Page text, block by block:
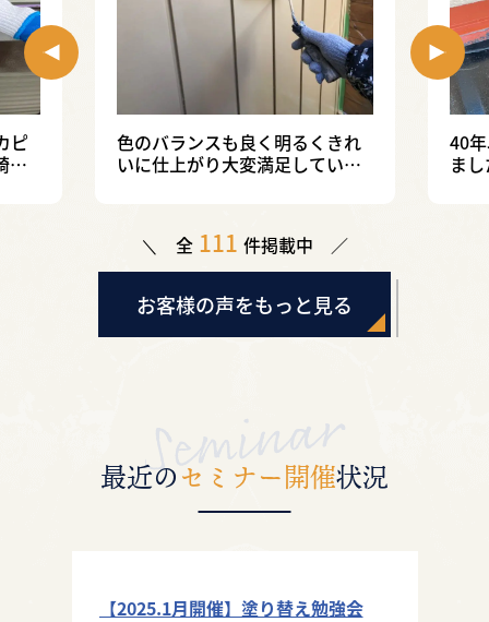
ピ
麗
色のバランスも良く明るくきれ
いに仕上がり大変満足していま
40
ま
全 111 件掲載中
お客様の声をもっと見る
最近のセミナー開催状況
【2025.1月開催】塗り替え勉強会